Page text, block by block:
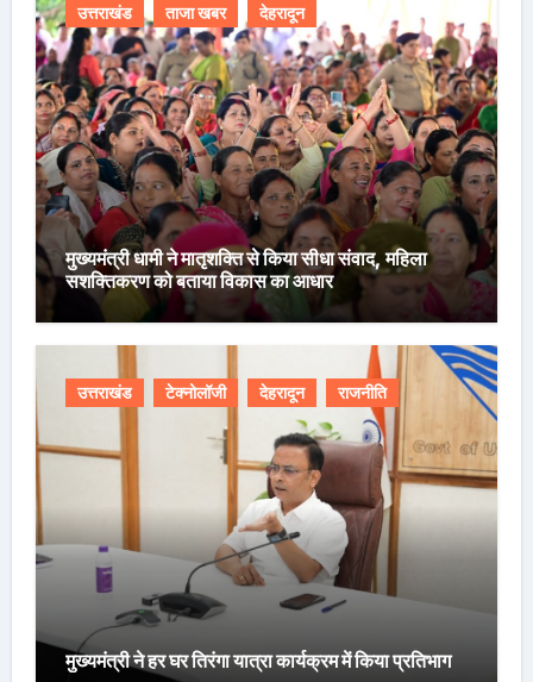
उत्तराखंड ताजा खबर देहरादून
मुख्यमंत्री धामी ने मातृशक्ति से किया सीधा संवाद, महिला
सशक्तिकरण को बताया विकास का आधार
उत्तराखंड टेक्नोलॉजी देहरादून राजनीति
मुख्यमंत्री ने हर घर तिरंगा यात्रा कार्यक्रम में किया प्रतिभाग